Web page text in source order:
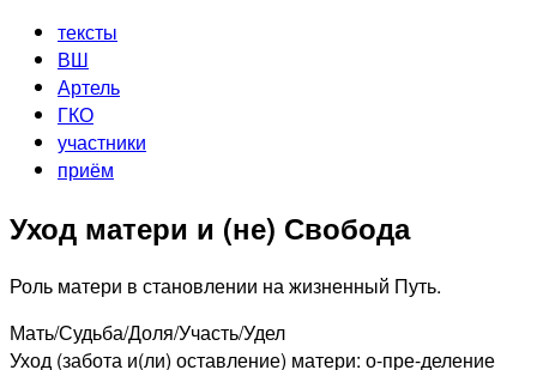
тексты
ВШ
Артель
ГКО
участники
приём
Уход матери и (не) Свобода
Роль матери в становлении на жизненный Путь.
Мать/Судьба/Доля/Участь/Удел
Уход (забота и(ли) оставление) матери: о-пре-деление